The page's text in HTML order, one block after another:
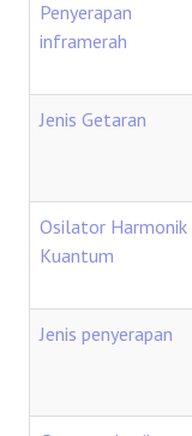
REAKSI
Penyerapan
inframerah
Jenis Getaran
Osilator Harmonik
Kuantum
Jenis penyerapan